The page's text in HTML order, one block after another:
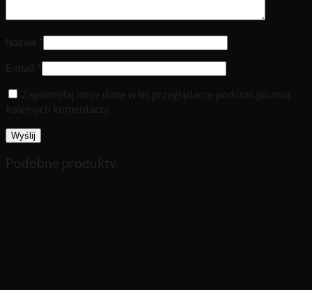
Nazwa
E-mail
Zapamiętaj moje dane w tej przeglądarce podczas pisania
kolejnych komentarzy.
Podobne produkty